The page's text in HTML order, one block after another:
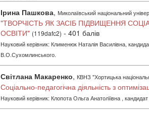
Ірина Пашкова, Миколаївський національний
"ТВОРЧІСТЬ ЯК ЗАСІБ ПІДВИЩЕННЯ
ОСВІТИ" (119dafc2) - 401 балів
Науковий керівник: Клименюк Наталія Василівна,
В.О.Сухомлинського.
Світлана Макаренко, КВНЗ "Хортицька
Соціально-педагогічна діяльність з
Науковий керівник: Клопота Ольга Анатолїівна ,